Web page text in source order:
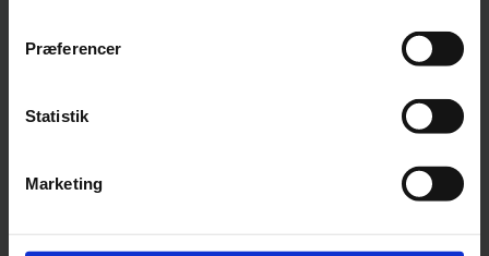
Præferencer
Statistik
Marketing